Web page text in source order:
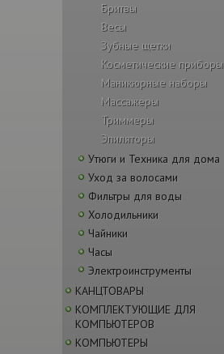
Бритвы
Весы
Зубные щетки
Косметические приборы
Маникюрные наборы
Массажеры
Триммеры
Эпиляторы
Утюги и Техника для дома
Уход за волосами
Фильтры для воды
Холодильники
Чайники
Часы
Электроинструменты
КАНЦТОВАРЫ
КОМПЛЕКТУЮЩИЕ ДЛЯ
КОМПЬЮТЕРОВ
КОМПЬЮТЕРЫ